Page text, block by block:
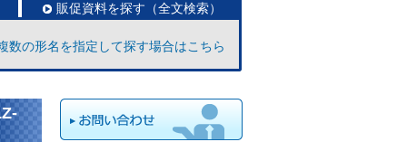
販促資料を探す（全文検索）
数の形名を指定して探す場合はこちら